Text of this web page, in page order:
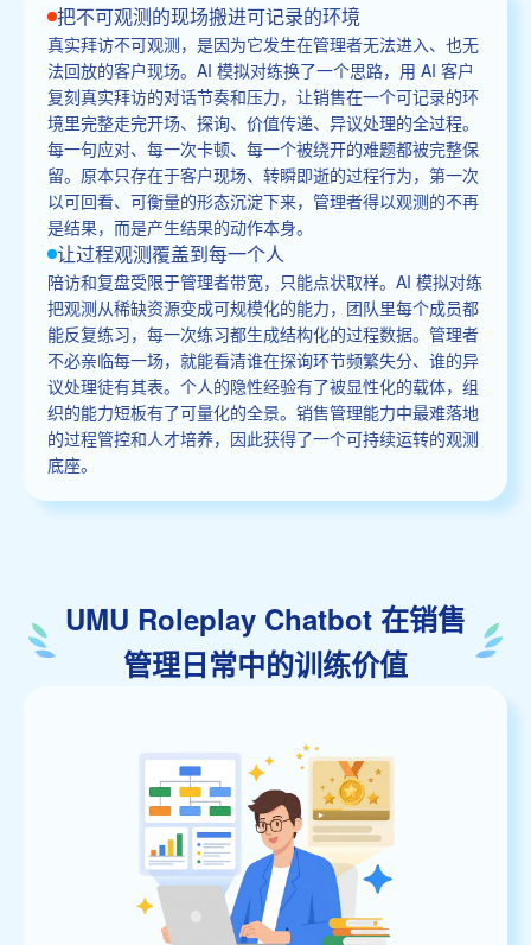
把不可观测的现场搬进可记录的环境
真实拜访不可观测，是因为它发生在管理者无法进入、也无
法回放的客户现场。AI 模拟对练换了一个思路，用 AI 客户
复刻真实拜访的对话节奏和压力，让销售在一个可记录的环
境里完整走完开场、探询、价值传递、异议处理的全过程。
每一句应对、每一次卡顿、每一个被绕开的难题都被完整保
留。原本只存在于客户现场、转瞬即逝的过程行为，第一次
以可回看、可衡量的形态沉淀下来，管理者得以观测的不再
是结果，而是产生结果的动作本身。
让过程观测覆盖到每一个人
陪访和复盘受限于管理者带宽，只能点状取样。AI 模拟对练
把观测从稀缺资源变成可规模化的能力，团队里每个成员都
能反复练习，每一次练习都生成结构化的过程数据。管理者
不必亲临每一场，就能看清谁在探询环节频繁失分、谁的异
议处理徒有其表。个人的隐性经验有了被显性化的载体，组
织的能力短板有了可量化的全景。销售管理能力中最难落地
的过程管控和人才培养，因此获得了一个可持续运转的观测
底座。
UMU Roleplay Chatbot 在销售
管理日常中的训练价值